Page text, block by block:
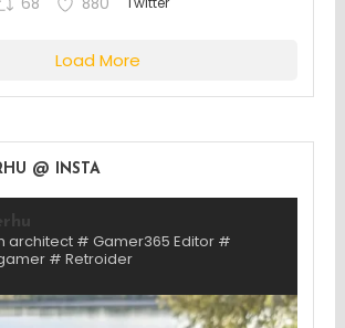
Load More
@ INSTA
architect # Gamer365 Editor #
# Retroider